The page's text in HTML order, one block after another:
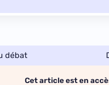
débat
Cet article est en